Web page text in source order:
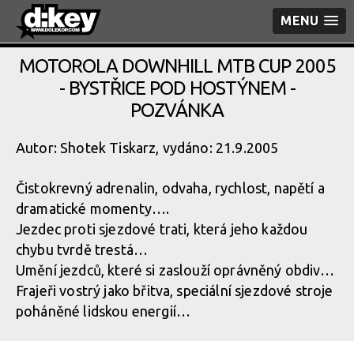
MENU
MOTOROLA DOWNHILL MTB CUP 2005
- BYSTŘICE POD HOSTÝNEM -
POZVÁNKA
Autor: Shotek Tiskarz, vydáno: 21.9.2005
Čistokrevný adrenalin, odvaha, rychlost, napětí a
dramatické momenty….
Jezdec proti sjezdové trati, která jeho každou
chybu tvrdě trestá…
Umění jezdců, které si zaslouží oprávněný obdiv…
Frajeři vostrý jako břitva, speciální sjezdové stroje
poháněné lidskou energií…